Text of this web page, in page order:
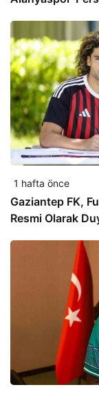
1 hafta önce
Gaziantep FK,
Resmi Olarak